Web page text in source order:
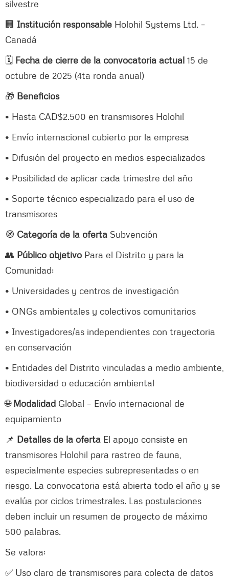
silvestre
🏢 Institución responsable Holohil Systems Ltd. –
Canadá
🗓️ Fecha de cierre de la convocatoria actual 15 de
octubre de 2025 (4ta ronda anual)
🎁 Beneficios
• Hasta CAD$2.500 en transmisores Holohil
• Envío internacional cubierto por la empresa
• Difusión del proyecto en medios especializados
• Posibilidad de aplicar cada trimestre del año
• Soporte técnico especializado para el uso de
transmisores
🧭 Categoría de la oferta Subvención
👥 Público objetivo Para el Distrito y para la
Comunidad:
• Universidades y centros de investigación
• ONGs ambientales y colectivos comunitarios
• Investigadores/as independientes con trayectoria
en conservación
• Entidades del Distrito vinculadas a medio ambiente,
biodiversidad o educación ambiental
🌐Modalidad Global – Envío internacional de
equipamiento
📌 Detalles de la oferta El apoyo consiste en
transmisores Holohil para rastreo de fauna,
especialmente especies subrepresentadas o en
riesgo. La convocatoria está abierta todo el año y se
evalúa por ciclos trimestrales. Las postulaciones
deben incluir un resumen de proyecto de máximo
500 palabras.
Se valora:
✅ Uso claro de transmisores para colecta de datos